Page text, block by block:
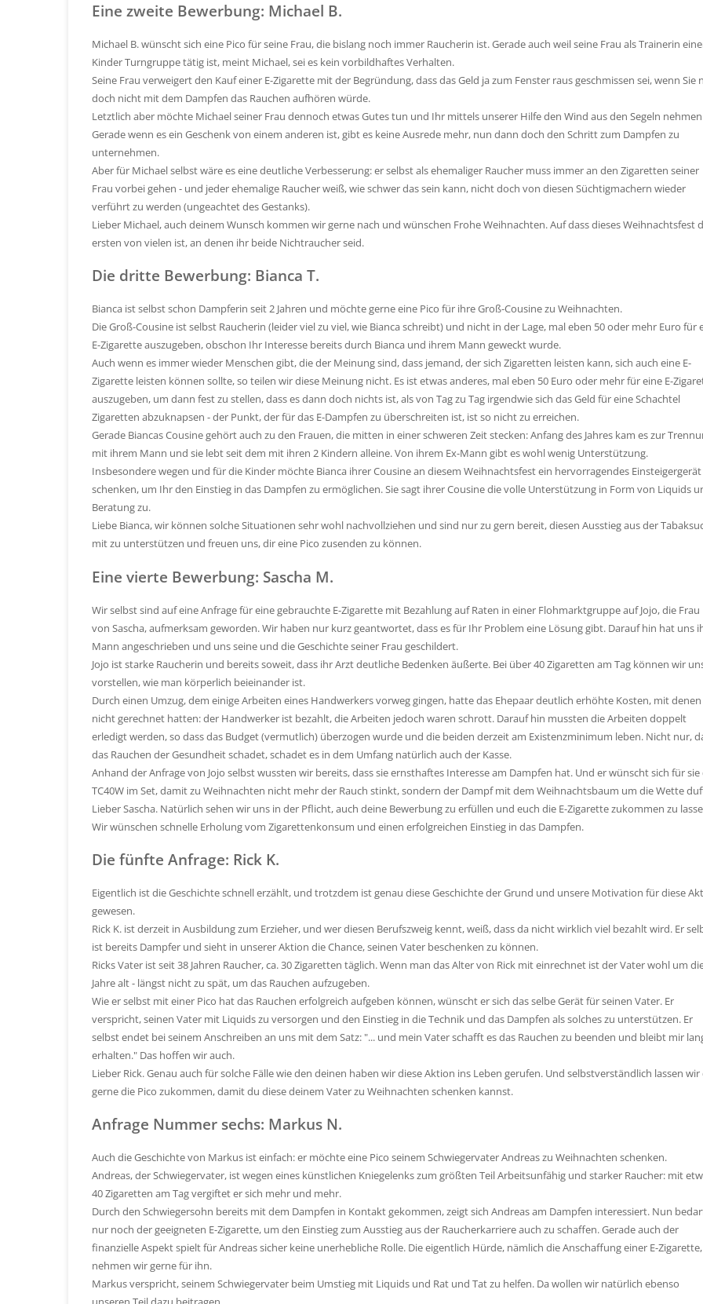
Eine zweite Bewerbung: Michael B.
Michael B. wünscht sich eine Pico für seine Frau, die bislang noch immer Raucherin ist. Gerade auch weil seine Frau als Trainerin
Kinder Turngruppe tätig ist, meint Michael, sei es kein vorbildhaftes Verhalten.
Seine Frau verweigert den Kauf einer E-Zigarette mit der Begründung, dass das Geld ja zum Fenster raus geschmissen sei, wenn Sie
doch nicht mit dem Dampfen das Rauchen aufhören würde.
Letztlich aber möchte Michael seiner Frau dennoch etwas Gutes tun und Ihr mittels unserer Hilfe den Wind aus den Segeln
Gerade wenn es ein Geschenk von einem anderen ist, gibt es keine Ausrede mehr, nun dann doch den Schritt zum Dampfen zu
unternehmen.
Aber für Michael selbst wäre es eine deutliche Verbesserung: er selbst als ehemaliger Raucher muss immer an den Zigaretten seiner
Frau vorbei gehen - und jeder ehemalige Raucher weiß, wie schwer das sein kann, nicht doch von diesen Süchtigmachern wieder
verführt zu werden (ungeachtet des Gestanks).
Lieber Michael, auch deinem Wunsch kommen wir gerne nach und wünschen Frohe Weihnachten. Auf dass dieses Weihnachtsfest
ersten von vielen ist, an denen ihr beide Nichtraucher seid.
Die dritte Bewerbung: Bianca T.
Bianca ist selbst schon Dampferin seit 2 Jahren und möchte gerne eine Pico für ihre Groß-Cousine zu Weihnachten.
Die Groß-Cousine ist selbst Raucherin (leider viel zu viel, wie Bianca schreibt) und nicht in der Lage, mal eben 50 oder mehr Euro für
E-Zigarette auszugeben, obschon Ihr Interesse bereits durch Bianca und ihrem Mann geweckt wurde.
Auch wenn es immer wieder Menschen gibt, die der Meinung sind, dass jemand, der sich Zigaretten leisten kann, sich auch eine E-
Zigarette leisten können sollte, so teilen wir diese Meinung nicht. Es ist etwas anderes, mal eben 50 Euro oder mehr für eine E-
auszugeben, um dann fest zu stellen, dass es dann doch nichts ist, als von Tag zu Tag irgendwie sich das Geld für eine Schachtel
Zigaretten abzuknapsen - der Punkt, der für das E-Dampfen zu überschreiten ist, ist so nicht zu erreichen.
Gerade Biancas Cousine gehört auch zu den Frauen, die mitten in einer schweren Zeit stecken: Anfang des Jahres kam es zur
mit ihrem Mann und sie lebt seit dem mit ihren 2 Kindern alleine. Von ihrem Ex-Mann gibt es wohl wenig Unterstützung.
Insbesondere wegen und für die Kinder möchte Bianca ihrer Cousine an diesem Weihnachtsfest ein hervorragendes Einsteigergerät
schenken, um Ihr den Einstieg in das Dampfen zu ermöglichen. Sie sagt ihrer Cousine die volle Unterstützung in Form von Liquids
Beratung zu.
Liebe Bianca, wir können solche Situationen sehr wohl nachvollziehen und sind nur zu gern bereit, diesen Ausstieg aus der
mit zu unterstützen und freuen uns, dir eine Pico zusenden zu können.
Eine vierte Bewerbung: Sascha M.
Wir selbst sind auf eine Anfrage für eine gebrauchte E-Zigarette mit Bezahlung auf Raten in einer Flohmarktgruppe auf Jojo, die Frau
von Sascha, aufmerksam geworden. Wir haben nur kurz geantwortet, dass es für Ihr Problem eine Lösung gibt. Darauf hin hat uns
Mann angeschrieben und uns seine und die Geschichte seiner Frau geschildert.
Jojo ist starke Raucherin und bereits soweit, dass ihr Arzt deutliche Bedenken äußerte. Bei über 40 Zigaretten am Tag können wir
vorstellen, wie man körperlich beieinander ist.
Durch einen Umzug, dem einige Arbeiten eines Handwerkers vorweg gingen, hatte das Ehepaar deutlich erhöhte Kosten, mit denen
nicht gerechnet hatten: der Handwerker ist bezahlt, die Arbeiten jedoch waren schrott. Darauf hin mussten die Arbeiten doppelt
erledigt werden, so dass das Budget (vermutlich) überzogen wurde und die beiden derzeit am Existenzminimum leben. Nicht nur,
das Rauchen der Gesundheit schadet, schadet es in dem Umfang natürlich auch der Kasse.
Anhand der Anfrage von Jojo selbst wussten wir bereits, dass sie ernsthaftes Interesse am Dampfen hat. Und er wünscht sich für sie
TC40W im Set, damit zu Weihnachten nicht mehr der Rauch stinkt, sondern der Dampf mit dem Weihnachtsbaum um die Wette
Lieber Sascha. Natürlich sehen wir uns in der Pflicht, auch deine Bewerbung zu erfüllen und euch die E-Zigarette zukommen zu
Wir wünschen schnelle Erholung vom Zigarettenkonsum und einen erfolgreichen Einstieg in das Dampfen.
Die fünfte Anfrage: Rick K.
Eigentlich ist die Geschichte schnell erzählt, und trotzdem ist genau diese Geschichte der Grund und unsere Motivation für diese
gewesen.
Rick K. ist derzeit in Ausbildung zum Erzieher, und wer diesen Berufszweig kennt, weiß, dass da nicht wirklich viel bezahlt wird. Er
ist bereits Dampfer und sieht in unserer Aktion die Chance, seinen Vater beschenken zu können.
Ricks Vater ist seit 38 Jahren Raucher, ca. 30 Zigaretten täglich. Wenn man das Alter von Rick mit einrechnet ist der Vater wohl um
Jahre alt - längst nicht zu spät, um das Rauchen aufzugeben.
Wie er selbst mit einer Pico hat das Rauchen erfolgreich aufgeben können, wünscht er sich das selbe Gerät für seinen Vater. Er
verspricht, seinen Vater mit Liquids zu versorgen und den Einstieg in die Technik und das Dampfen als solches zu unterstützen. Er
selbst endet bei seinem Anschreiben an uns mit dem Satz: "... und mein Vater schafft es das Rauchen zu beenden und bleibt mir
erhalten." Das hoffen wir auch.
Lieber Rick. Genau auch für solche Fälle wie den deinen haben wir diese Aktion ins Leben gerufen. Und selbstverständlich lassen wir
gerne die Pico zukommen, damit du diese deinem Vater zu Weihnachten schenken kannst.
Anfrage Nummer sechs: Markus N.
Auch die Geschichte von Markus ist einfach: er möchte eine Pico seinem Schwiegervater Andreas zu Weihnachten schenken.
Andreas, der Schwiegervater, ist wegen eines künstlichen Kniegelenks zum größten Teil Arbeitsunfähig und starker Raucher: mit
40 Zigaretten am Tag vergiftet er sich mehr und mehr.
Durch den Schwiegersohn bereits mit dem Dampfen in Kontakt gekommen, zeigt sich Andreas am Dampfen interessiert. Nun
nur noch der geeigneten E-Zigarette, um den Einstieg zum Ausstieg aus der Raucherkarriere auch zu schaffen. Gerade auch der
finanzielle Aspekt spielt für Andreas sicher keine unerhebliche Rolle. Die eigentlich Hürde, nämlich die Anschaffung einer E-Zigarette,
nehmen wir gerne für ihn.
Markus verspricht, seinem Schwiegervater beim Umstieg mit Liquids und Rat und Tat zu helfen. Da wollen wir natürlich ebenso